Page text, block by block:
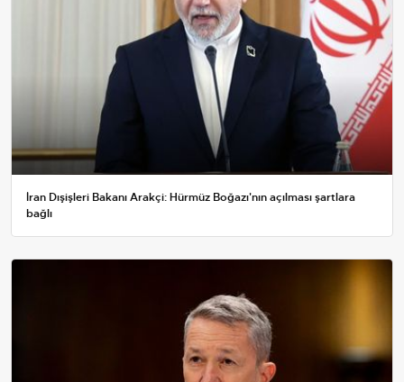
İran Dışişleri Bakanı Arakçi: Hürmüz Boğazı'nın açılması şartlara
bağlı